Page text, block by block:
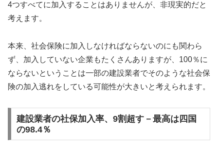
4つすべてに加入することはありませんが、非現実的だと
考えます。
本来、社会保険に加入しなければならないのにも関わら
ず、加入していない企業もたくさんありますが、100％に
ならないということは一部の建設業者でそのような社会保
険の加入逃れをしている可能性が大きいと考えられます。
建設業者の社保加入率、9割超す－最高は四国
の98.4％